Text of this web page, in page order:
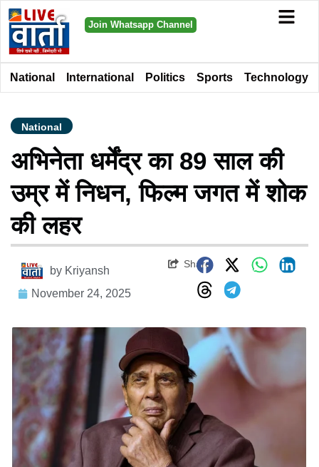
Join Whatsapp Channel
National International Politics Sports Technology
National
अभिनेता धर्मेंद्र का 89 साल की
उम्र में निधन, फिल्म जगत में शोक
की लहर
by Kriyansh
November 24, 2025
Share